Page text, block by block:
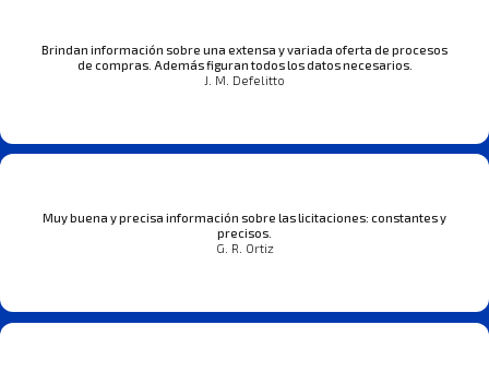
Brindan información sobre una extensa y variada oferta de procesos
de compras. Además figuran todos los datos necesarios.
J. M. Defelitto
Muy buena y precisa información sobre las licitaciones: constantes y
precisos.
G. R. Ortiz